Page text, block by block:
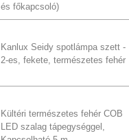
és főkapcsoló)
Kanlux Seidy spotlámpa szett -
2-es, fekete, természetes fehér
Kültéri természetes fehér COB
LED szalag tápegységgel,